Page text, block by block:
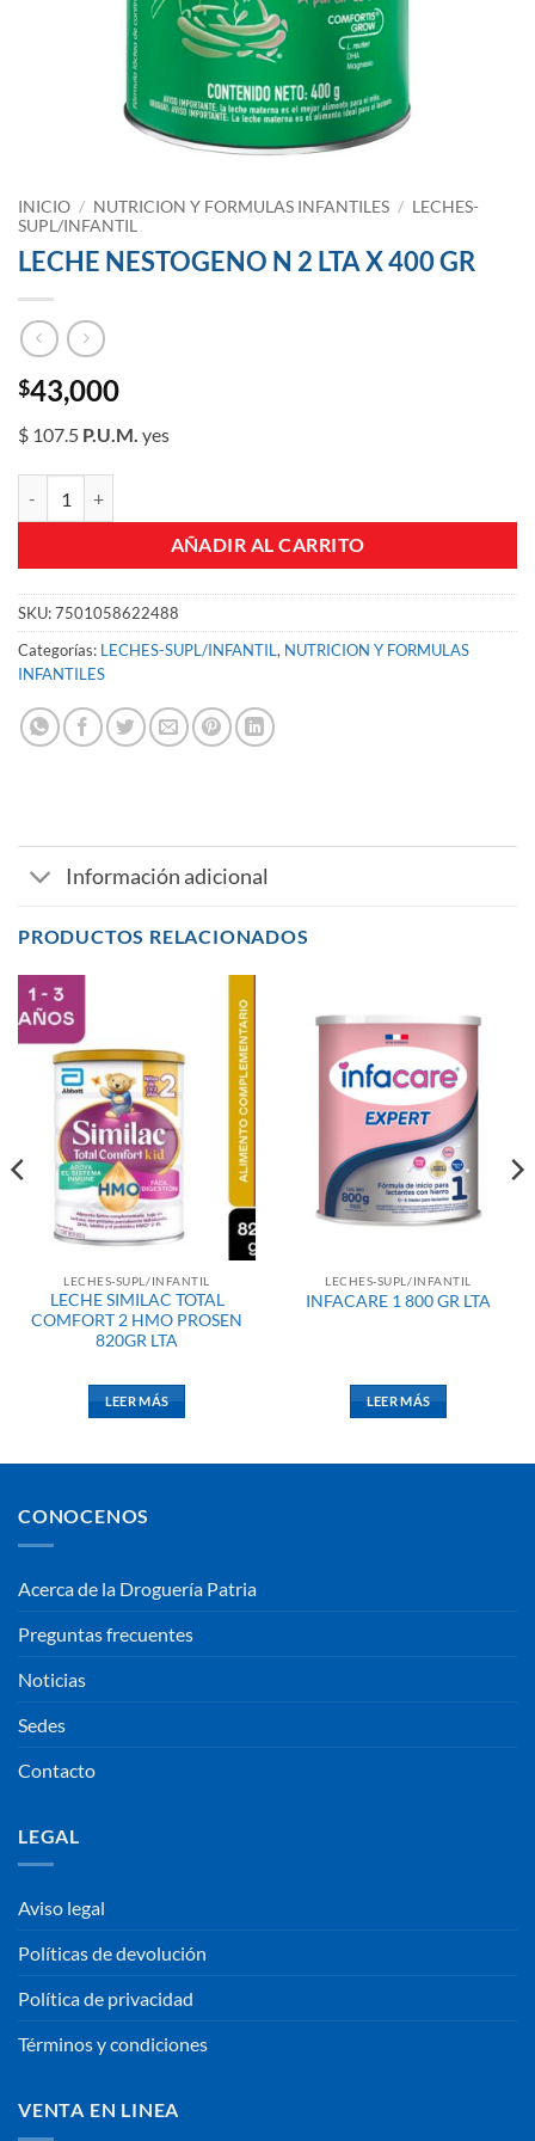
INICIO / NUTRICION Y FORMULAS INFANTILES / LECHES-
SUPL/INFANTIL
LECHE NESTOGENO N 2 LTA X 400 GR
$43,000
$ 107.5 P.U.M. yes
AÑADIR AL CARRITO
SKU:7501058622488
Categorías: LECHES-SUPL/INFANTIL, NUTRICION Y FORMULAS
INFANTILES
Información adicional
PRODUCTOS RELACIONADOS
LECHES-SUPL/INFANTIL
LECHE SIMILAC TOTAL
COMFORT 2 HMO PROSEN
820GR LTA
LEER MÁS
LECHES-SUPL/INFANTIL
INFACARE 1 800 GR LTA
LEER MÁS
CONOCENOS
Acerca de la Droguería Patria
Preguntas frecuentes
Noticias
Sedes
Contacto
LEGAL
Aviso legal
Políticas de devolución
Política de privacidad
Términos y condiciones
VENTA EN LINEA